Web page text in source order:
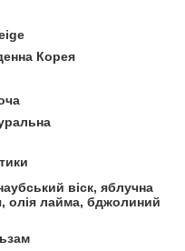
Корея
віск, яблучна
олія лайма, бджолиний